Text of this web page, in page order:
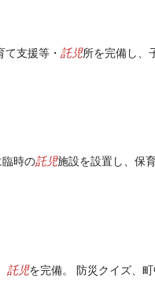
支援等・ 託児所を完備し、
時の託児施設を設置し、保
託児を完備。 防災クイズ、